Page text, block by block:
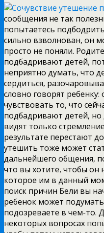
сообщения не так
попытаетесь
сильно взволнован, он
просто не поняли.
подбадривают детей,
неприятно думать, что
сердиться,
словно говорят
чувствовать то, что
подбадривают детей, но
видят только
результате перестают
утешить тоже может
дальнейшего общения,
что вы хотите, чтобы он
которое им в данный
поиск причин Бели вы
ребенок может
подозреваете в чем-то.
некоторых вопросах